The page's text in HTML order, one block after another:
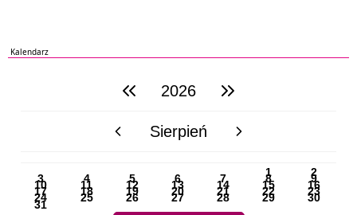
Kalendarz
poprzedni rok2026 następny rok
poprzedni miesiącSierpień następny miesiąc
1 2
3 4 5 6 7 8 9
10 11 12 13 14 15 16
17 18 19 20 21 22 23
24 25 26 27 28 29 30
31